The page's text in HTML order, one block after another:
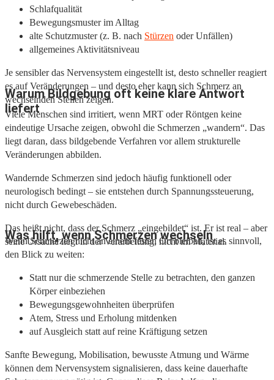
Schlafqualität
Bewegungsmuster im Alltag
alte Schutzmuster (z. B. nach Stürzen oder Unfällen)
allgemeines Aktivitätsniveau
Je sensibler das Nervensystem eingestellt ist, desto schneller reagiert
es auf Veränderungen – und desto eher kann sich Schmerz an
wechselnden Stellen zeigen.
Warum Bildgebung oft keine klare Antwort
liefert
Viele Menschen sind irritiert, wenn MRT oder Röntgen keine
eindeutige Ursache zeigen, obwohl die Schmerzen „wandern“. Das
liegt daran, dass bildgebende Verfahren vor allem strukturelle
Veränderungen abbilden.
Wandernde Schmerzen sind jedoch häufig funktionell oder
neurologisch bedingt – sie entstehen durch Spannungssteuerung,
nicht durch Gewebeschäden.
Das heißt nicht, dass der Schmerz „eingebildet“ ist. Er ist real – aber
seine Ursache liegt in der Verarbeitung, nicht im Material.
Was hilft, wenn Schmerzen wechseln
Wenn Schmerzen nicht an einem festen Ort bleiben, ist es sinnvoll,
den Blick zu weiten:
Statt nur die schmerzende Stelle zu betrachten, den ganzen
Körper einbeziehen
Bewegungsgewohnheiten überprüfen
Atem, Stress und Erholung mitdenken
auf Ausgleich statt auf reine Kräftigung setzen
Sanfte Bewegung, Mobilisation, bewusste Atmung und Wärme
können dem Nervensystem signalisieren, dass keine dauerhafte